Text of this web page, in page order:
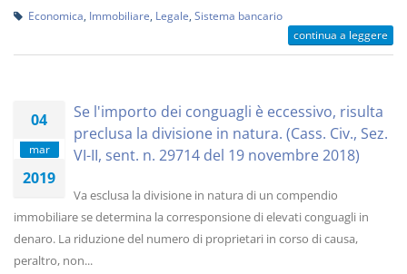
Economica Immobiliare Legale Sistema bancario
continua a leggere
04
mar
2019
Se l'importo dei conguagli è eccessivo, risulta
preclusa la divisione in natura. (Cass. Civ., Sez.
VI-II, sent. n. 29714 del 19 novembre 2018)
Va esclusa la divisione in natura di un compendio
immobiliare se determina la corresponsione di elevati conguagli in
denaro. La riduzione del numero di proprietari in corso di causa,
peraltro, non...